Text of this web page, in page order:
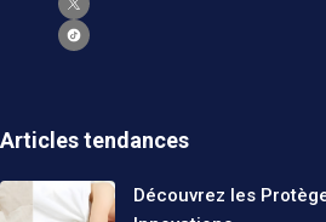
Articles tendances
Découvrez les